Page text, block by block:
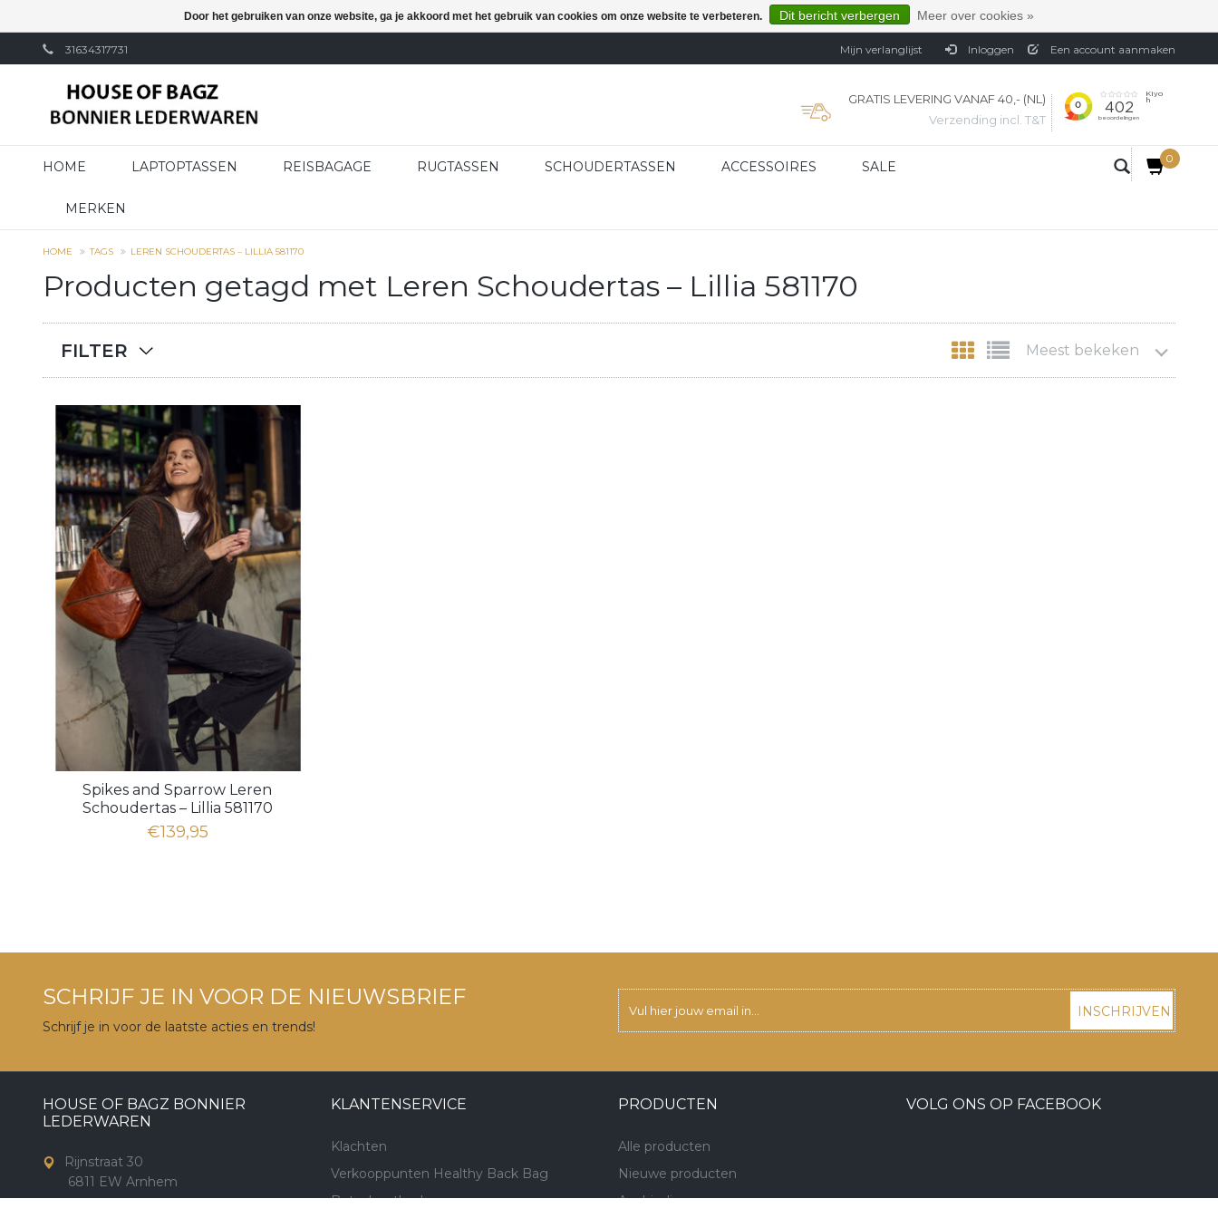
31634317731 Mijn verlanglijst Inloggen Een account aanmaken
GRATIS LEVERING VANAF 40,- (NL)
Verzending incl. T&T
HOME LAPTOPTASSEN REISBAGAGE RUGTASSEN SCHOUDERTASSEN ACCESSOIRES SALE
MERKEN
0
HOME TAGS LEREN SCHOUDERTAS – LILLIA 581170
Producten getagd met Leren Schoudertas – Lillia 581170
FILTER Meest bekeken
Spikes and Sparrow Leren
Schoudertas – Lillia 581170
€139,95
SCHRIJF JE IN VOOR DE NIEUWSBRIEF
Schrijf je in voor de laatste acties en trends!
INSCHRIJVEN
HOUSE OF BAGZ BONNIER
LEDERWAREN
Rijnstraat 30
6811 EW Arnhem
KLANTENSERVICE
Klachten
Verkooppunten Healthy Back Bag
Betaalmethoden
PRODUCTEN
Alle producten
Nieuwe producten
Aanbiedingen
VOLG ONS OP FACEBOOK
Door het gebruiken van onze website, ga je akkoord met het gebruik van cookies om onze website te verbeteren. Dit bericht verbergen Meer over cookies »